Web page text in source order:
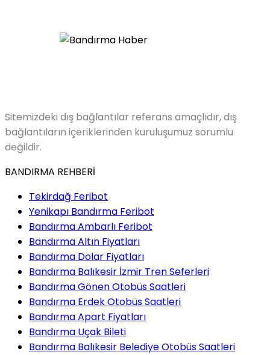
Sitemizdeki dış bağlantılar referans amaçlıdır, dış
bağlantıların içeriklerinden kuruluşumuz sorumlu
değildir.
BANDIRMA REHBERİ
Tekirdağ Feribot
Yenikapı Bandırma Feribot
Bandırma Ambarlı Feribot
Bandırma Altın Fiyatları
Bandırma Dolar Fiyatları
Bandırma Balıkesir İzmir Tren Seferleri
Bandırma Gönen Otobüs Saatleri
Bandırma Erdek Otobüs Saatleri
Bandırma Apart Fiyatları
Bandırma Uçak Bileti
Bandırma Balıkesir Belediye Otobüs Saatleri